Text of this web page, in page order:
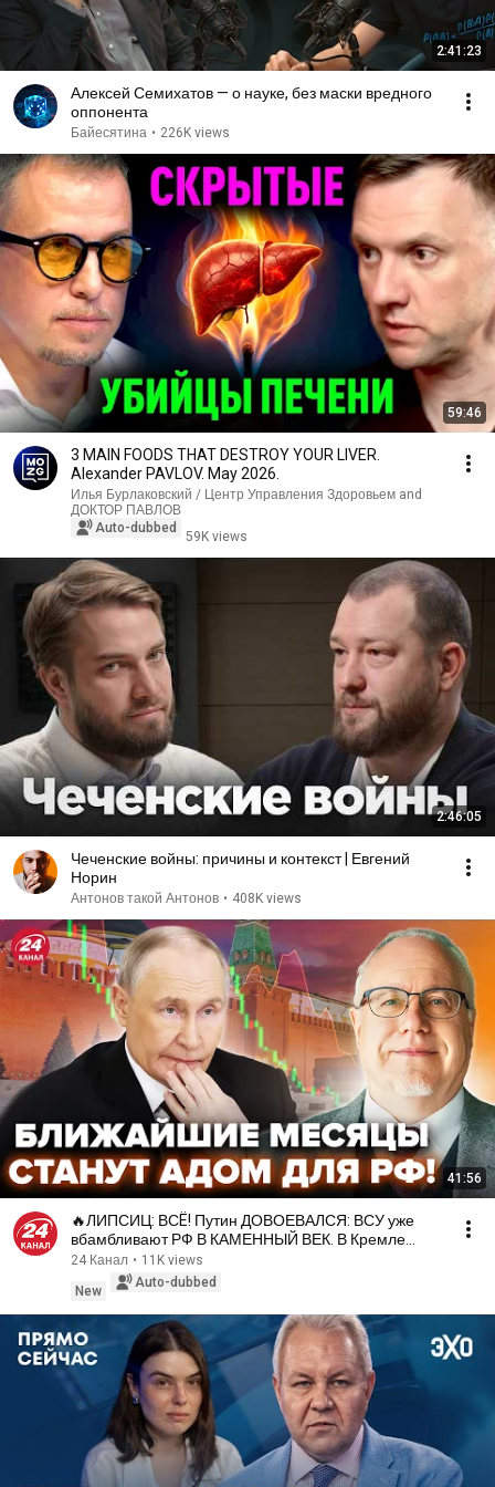
2:41:23
Алексей Семихатов — о науке, без маски вредного
оппонента
Байесятина • 226K views
59:46
3 MAIN FOODS THAT DESTROY YOUR LIVER.
Alexander PAVLOV. May 2026.
Илья Бурлаковский / Центр Управления Здоровьем and
ДОКТОР ПАВЛОВ
Auto-dubbed
59K views
2:46:05
Чеченские войны: причины и контекст | Евгений
Норин
Антонов такой Антонов • 408K views
41:56
🔥ЛИПСИЦ: ВСË! Путин ДОВОЕВАЛСЯ: ВСУ уже
вбамбливают РФ В КАМЕННЫЙ ВЕК. В Кремле
ДИКО ЗАМЕТУШИЛИСЬ
24 Канал • 11K views
New
Auto-dubbed